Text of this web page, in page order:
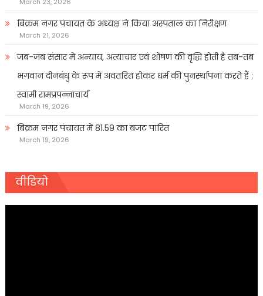
बिक्रम नगर पंचायत के अध्यक्ष ने किया अस्पताल का निरीक्षण
March 21, 2026
जब-जब संसार में अन्याय, अत्याचार एवं शोषण की वृद्धि होती है तब-तब
भगवान दीनबंधु के रूप में अवतरित होकर धर्म की पुनर्स्थापना करते हैं :
स्वामी रामप्रपन्नाचार्य
March 19, 2026
बिक्रम नगर पंचायत में 81.59 का बजट पारित
March 19, 2026
वीडियो